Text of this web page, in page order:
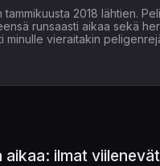
2018 lähtien.
runsaasti aikaa sekä
vieraitakin
ilmat